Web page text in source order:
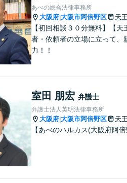
あべの総合法律事務所
大阪府|大阪市阿倍野区 天
【初回相談３０分無料】【
者・依頼者の立場に立って、
力！！
室田 朋宏 弁護士
弁護士法人英明法律事務所
大阪府|大阪市阿倍野区 天
【あべのハルカス(大阪府阿